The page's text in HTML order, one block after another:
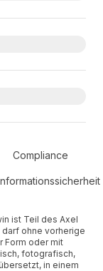
Compliance
ist Teil des Axel
ohne vorherige
Form oder mit
fotografisch,
in einem